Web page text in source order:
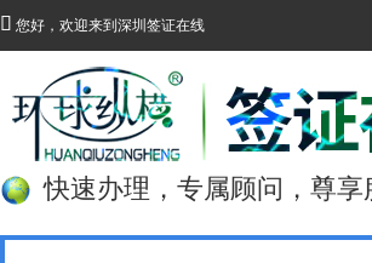
 您好，欢迎来到深圳签证在线
快速办理，专属顾问，尊